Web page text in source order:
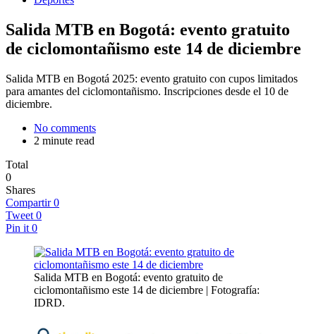
Salida MTB en Bogotá: evento gratuito
de ciclomontañismo este 14 de diciembre
Salida MTB en Bogotá 2025: evento gratuito con cupos limitados
para amantes del ciclomontañismo. Inscripciones desde el 10 de
diciembre.
No comments
2 minute read
Total
0
Shares
Compartir 0
Tweet 0
Pin it 0
Salida MTB en Bogotá: evento gratuito de
ciclomontañismo este 14 de diciembre | Fotografía:
IDRD.